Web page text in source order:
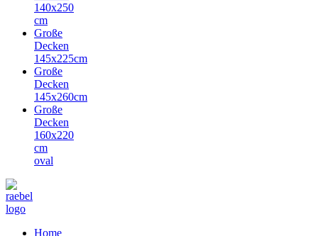
140x250
cm
Große
Decken
145x225cm
Große
Decken
145x260cm
Große
Decken
160x220
cm
oval
Home